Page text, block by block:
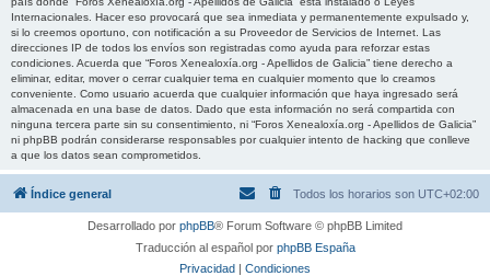
Internacionales. Hacer eso provocará que sea inmediata y permanentemente expulsado y,
si lo creemos oportuno, con notificación a su Proveedor de Servicios de Internet. Las
direcciones IP de todos los envíos son registradas como ayuda para reforzar estas
condiciones. Acuerda que “Foros Xenealoxía.org - Apellidos de Galicia” tiene derecho a
eliminar, editar, mover o cerrar cualquier tema en cualquier momento que lo creamos
conveniente. Como usuario acuerda que cualquier información que haya ingresado será
almacenada en una base de datos. Dado que esta información no será compartida con
ninguna tercera parte sin su consentimiento, ni “Foros Xenealoxía.org - Apellidos de Galicia”
ni phpBB podrán considerarse responsables por cualquier intento de hacking que conlleve
a que los datos sean comprometidos.
Índice general Todos los horarios son UTC+02:00
Desarrollado por phpBB® Forum Software © phpBB Limited
Traducción al español por phpBB España
Privacidad | Condiciones